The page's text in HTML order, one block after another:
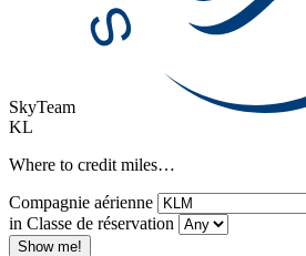
SkyTeam
KL
Where to credit miles…
Compagnie aérienne
in Classe de réservation
Show me!